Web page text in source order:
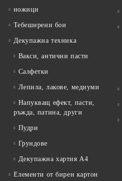
ножици
Тебеширени бои
Декупажна техника
Вакси, антични пасти
Салфетки
Лепила, лакове, медиуми
Напукващ ефект, пасти,
ръжда, патина, други
Пудри
Грундове
Декупажна хартия А4
Елементи от бирен картон